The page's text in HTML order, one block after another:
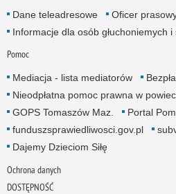
Dane teleadresowe
Oficer
Informacje dla osób głuchoniemych i
Pomoc
Mediacja - lista mediatorów
Nieodpłatna pomoc prawna w
GOPS Tomaszów Maz.
Portal
funduszsprawiedliwosci.gov.pl
Dajemy Dzieciom Siłę
Ochrona danych
DOSTĘPNOŚĆ